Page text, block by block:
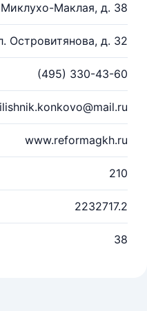
Миклухо-Маклая, д. 38
Островитянова, д. 32
(495) 330-43-60
www.reformagkh.ru
210
2232717.2
38